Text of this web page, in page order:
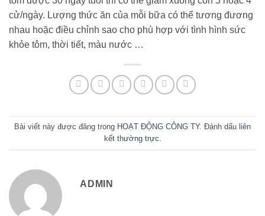
cử/ngày. Lượng thức ăn của mỗi bữa có thể tương đương
nhau hoặc điều chỉnh sao cho phù hợp với tình hình sức
khỏe tôm, thời tiết, màu nước …
Bài viết này được đăng trong HOẠT ĐỘNG CÔNG TY. Đánh dấu liên
kết thường trực
ADMIN